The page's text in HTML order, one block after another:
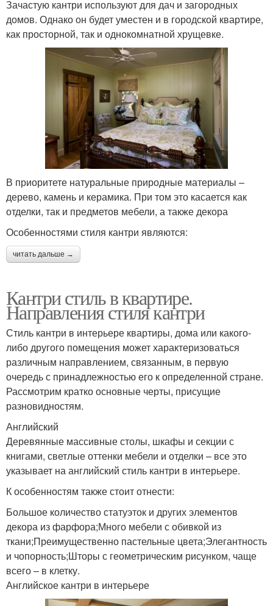
Зачастую кантри используют для дач и загородных
домов. Однако он будет уместен и в городской квартире,
как просторной, так и однокомнатной хрущевке.
В приоритете натуральные природные материалы –
дерево, камень и керамика. При том это касается как
отделки, так и предметов мебели, а также декора
Особенностями стиля кантри являются:
читать дальше →
Кантри стиль в квартире.
Направления стиля кантри
Стиль кантри в интерьере квартиры, дома или какого-
либо другого помещения может характеризоваться
различным направлением, связанным, в первую
очередь с принадлежностью его к определенной стране.
Рассмотрим кратко основные черты, присущие
разновидностям.
Английский
Деревянные массивные столы, шкафы и секции с
книгами, светлые оттенки мебели и отделки – все это
указывает на английский стиль кантри в интерьере.
К особенностям также стоит отнести:
Большое количество статуэток и других элементов
декора из фарфора;Много мебели с обивкой из
ткани;Преимущественно пастельные цвета;Элегантность
и чопорность;Шторы с геометрическим рисунком, чаще
всего – в клетку.
Английское кантри в интерьере